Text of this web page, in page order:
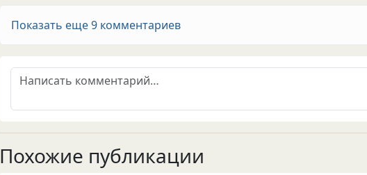
Показать еще 9 комментариев
Похожие публикации